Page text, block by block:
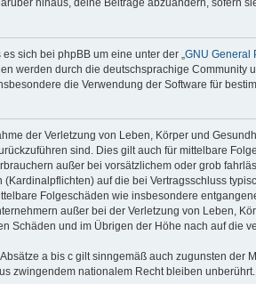
hinaus, deine Beiträge abzuändern, sofern
sich bei phpBB um eine unter der „ GNU General
werden durch die deutschsprachige Community
die Verwendung der Software für
der Verletzung von Leben, Körper und
sind. Dies gilt auch für mittelbare
außer bei vorsätzlichem oder grob
(Kardinalpflichten) auf die bei Vertragsschluss
Folgeschäden wie insbesondere
außer bei der Verletzung von Leben,
Schäden und im Übrigen der Höhe nach auf die
a bis c gilt sinngemäß auch zugunsten der
zwingendem nationalem Recht bleiben unberührt.